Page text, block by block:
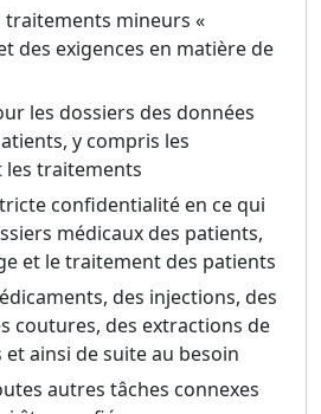
mineurs «
des exigences en matière de
les dossiers des données
y compris les
les traitements
confidentialité en ce qui
médicaux des patients,
et le traitement des patients
des injections, des
coutures, des extractions de
ainsi de suite au besoin
autres tâches connexes